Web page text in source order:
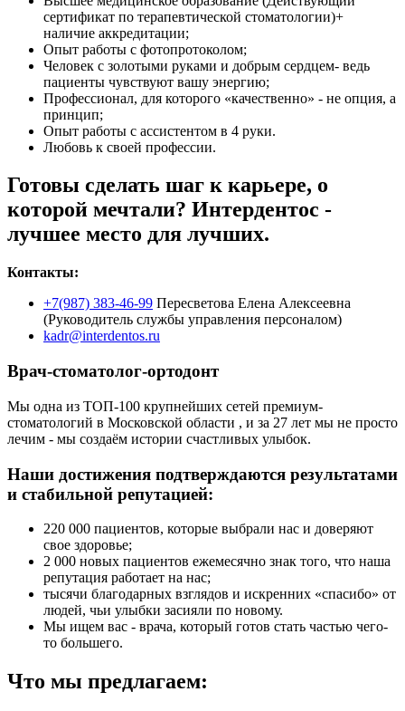
сертификат по терапевтической стоматологии)+
наличие аккредитации;
Опыт работы с фотопротоколом;
Человек с золотыми руками и добрым сердцем- ведь
пациенты чувствуют вашу энергию;
Профессионал, для которого «качественно» - не опция, а
принцип;
Опыт работы с ассистентом в 4 руки.
Любовь к своей профессии.
Готовы сделать шаг к карьере, о
которой мечтали? Интердентос -
лучшее место для лучших.
Контакты:
+7(987) 383-46-99 Пересветова Елена Алексеевна
(Руководитель службы управления персоналом)
kadr@interdentos.ru
Врач-стоматолог-ортодонт
Мы одна из ТОП-100 крупнейших сетей премиум-
стоматологий в Московской области , и за 27 лет мы не просто
лечим - мы создаём истории счастливых улыбок.
Наши достижения подтверждаются результатами
и стабильной репутацией:
220 000 пациентов, которые выбрали нас и доверяют
свое здоровье;
2 000 новых пациентов ежемесячно знак того, что наша
репутация работает на нас;
тысячи благодарных взглядов и искренних «спасибо» от
людей, чьи улыбки засияли по новому.
Мы ищем вас - врача, который готов стать частью чего-
то большего.
Что мы предлагаем: